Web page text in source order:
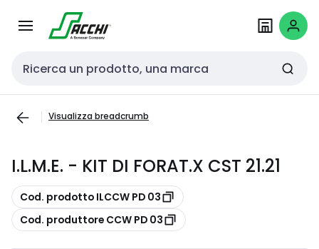
navigazionecontenuto
Cerca input
Visualizza breadcrumb
I.L.M.E. - KIT DI FORAT.X CST 21.21
copia
Cod. prodotto ILCCW PD 03
copia
Cod. produttore CCW PD 03